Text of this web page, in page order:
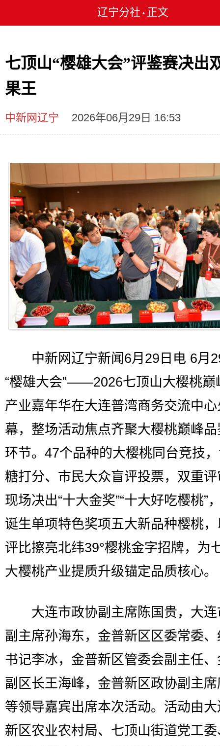
辽宁分社 • 正文
七顶山“樱雄大会”评鉴赛决出
果王
中新网辽宁 2026年06月29日 16:53
中新网辽宁新闻6月29日电 6月
“樱雄大会”——2026七顶山大樱桃巅
产业嘉年华在大连普湾商务交流中
幕，整场活动焦点齐聚大樱桃巅峰
环节。47个品种的大樱桃同台竞技
糖打分、市民大众盲评投票，双重
现场决出“十大金奖”“十大好吃樱桃”
诞生单项特色奖项五大新品种樱桃
评比擦亮北纬39°樱桃金字招牌，为
大樱桃产业提质升级锚定品质核心。
大连市政协副主席陈国贵，大连
副主席孙海东，金普新区区委常委
书记李冰，金普新区管委会副主任
副区长王海峰，金普新区政协副主
等领导嘉宾出席本次活动。活动由
新区农业农村局、七顶山街道党工